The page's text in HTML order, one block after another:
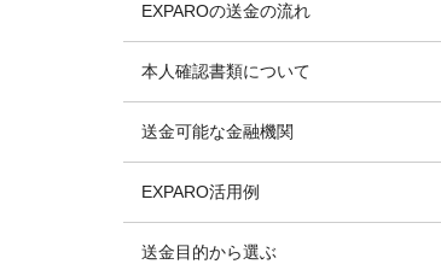
EXPAROの送金の流れ
本人確認書類について
送金可能な金融機関
EXPARO活用例
送金目的から選ぶ